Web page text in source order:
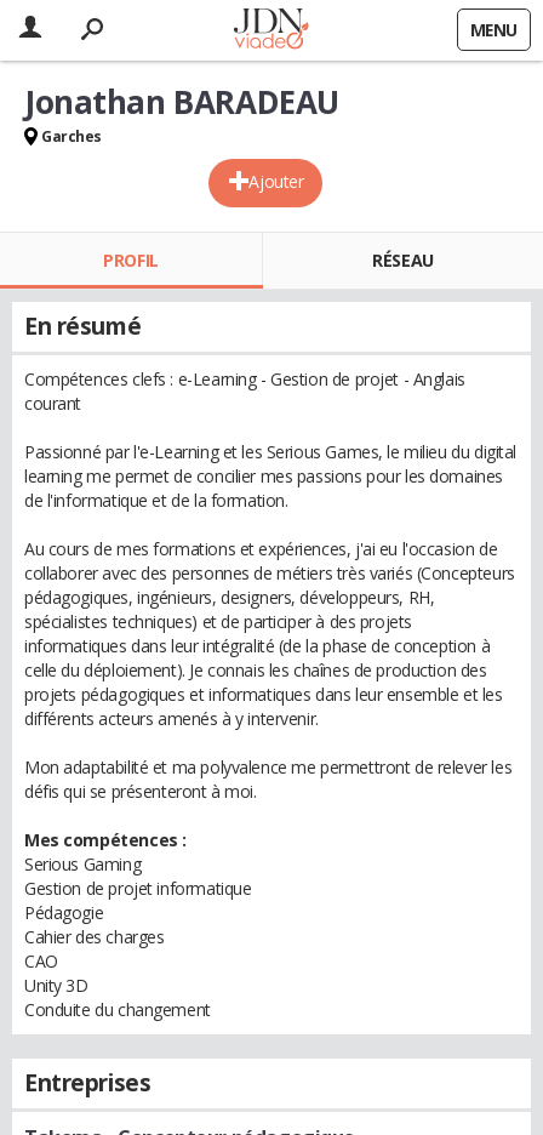
MENU
Ajouter
Jonathan BARADEAU
Garches
PROFIL RÉSEAU
En résumé
Compétences clefs : e-Learning - Gestion de projet - Anglais
courant
Passionné par l'e-Learning et les Serious Games, le milieu du digital
learning me permet de concilier mes passions pour les domaines
de l'informatique et de la formation.
Au cours de mes formations et expériences, j'ai eu l'occasion de
collaborer avec des personnes de métiers très variés (Concepteurs
pédagogiques, ingénieurs, designers, développeurs, RH,
spécialistes techniques) et de participer à des projets
informatiques dans leur intégralité (de la phase de conception à
celle du déploiement). Je connais les chaînes de production des
projets pédagogiques et informatiques dans leur ensemble et les
différents acteurs amenés à y intervenir.
Mon adaptabilité et ma polyvalence me permettront de relever les
défis qui se présenteront à moi.
Mes compétences :
Serious Gaming
Gestion de projet informatique
Pédagogie
Cahier des charges
CAO
Unity 3D
Conduite du changement
Entreprises